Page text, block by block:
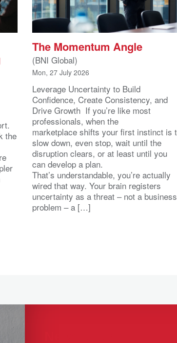
the
The Momentum Angle
(BNI Global)
Mon, 27 July 2026
Leverage Uncertainty to Build
Confidence, Create Consistency, and
Drive Growth If you’re like most
professionals, when the
marketplace shifts your first instinct is
slow down, even stop, wait until the
disruption clears, or at least until you
can develop a plan.
That’s understandable, you’re actually
wired that way. Your brain registers
uncertainty as a threat – not a business
problem – a […]